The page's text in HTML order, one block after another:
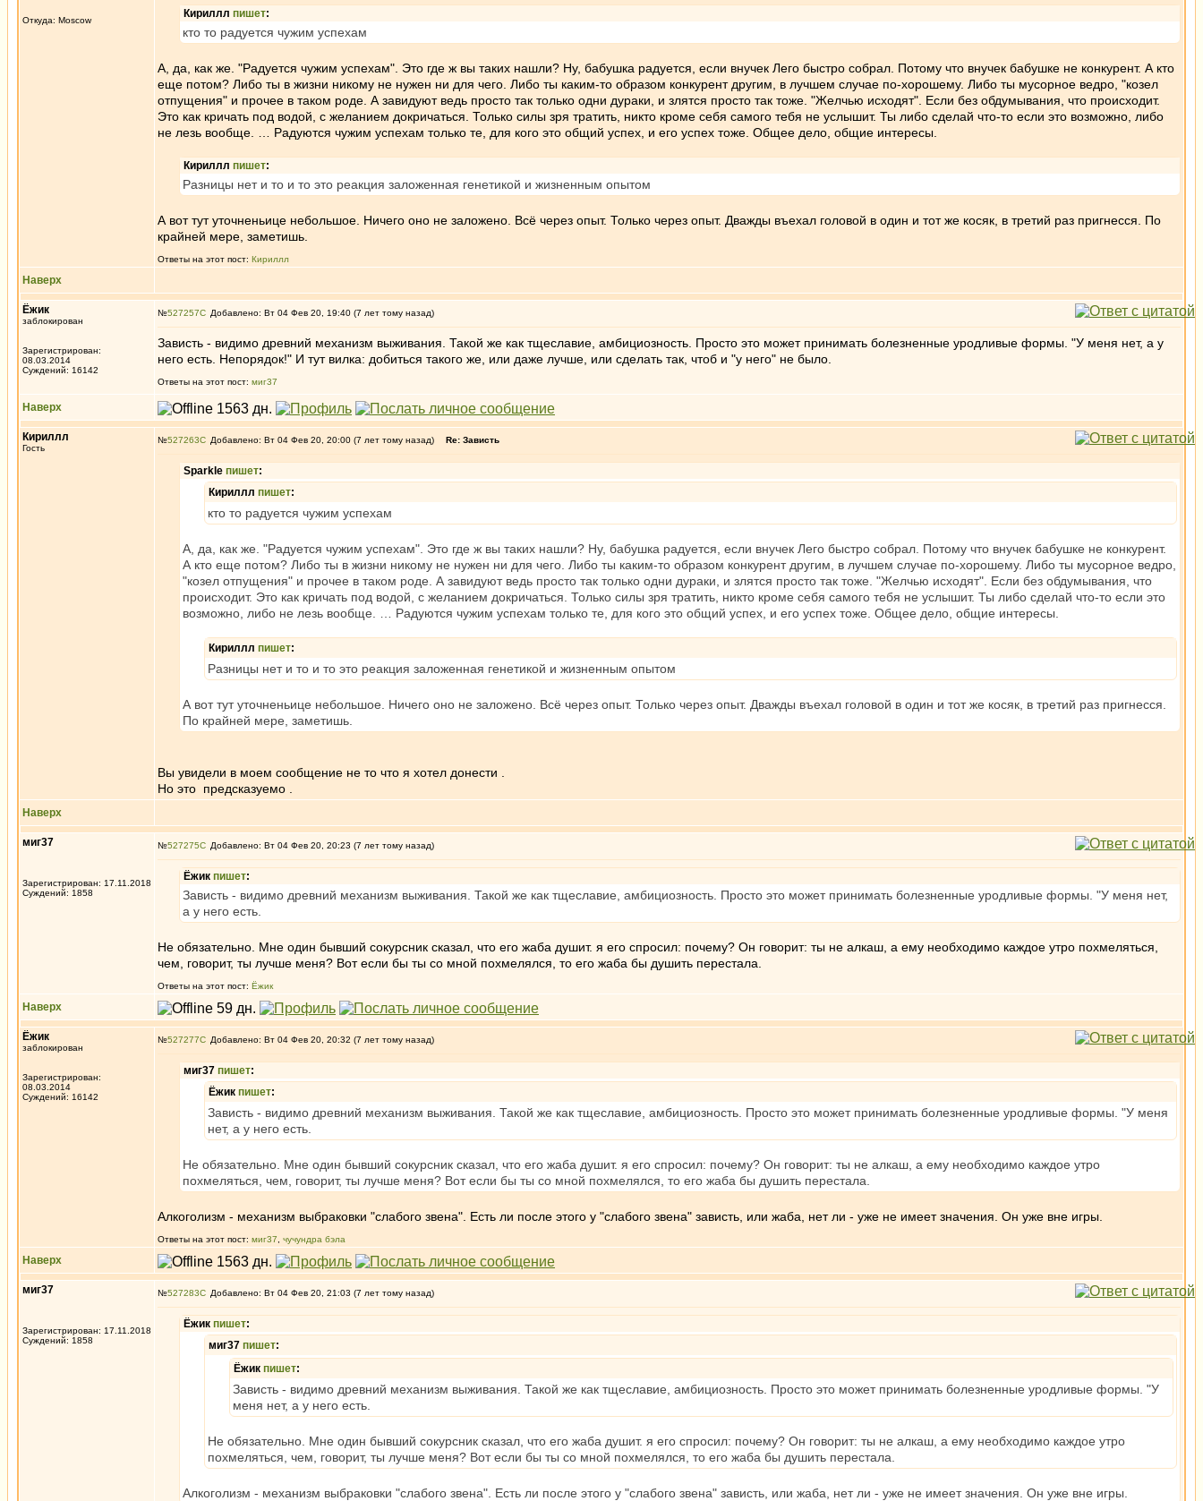
Откуда: Moscow
Кириллл пишет:
кто то радуется чужим успехам
А, да, как же. "Радуется чужим успехам". Это где ж вы таких нашли? Ну, бабушка радуется, если внучек Лего быстро собрал. Потому что внучек бабушке не конкурент. А кто
еще потом? Либо ты в жизни никому не нужен ни для чего. Либо ты каким-то образом конкурент другим, в лучшем случае по-хорошему. Либо ты мусорное ведро, "козел
отпущения" и прочее в таком роде. А завидуют ведь просто так только одни дураки, и злятся просто так тоже. "Желчью исходят". Если без обдумывания, что происходит.
Это как кричать под водой, с желанием докричаться. Только силы зря тратить, никто кроме себя самого тебя не услышит. Ты либо сделай что-то если это возможно, либо
не лезь вообще. … Радуются чужим успехам только те, для кого это общий успех, и его успех тоже. Общее дело, общие интересы.
Кириллл пишет:
Разницы нет и то и то это реакция заложенная генетикой и жизненным опытом
А вот тут уточненьице небольшое. Ничего оно не заложено. Всё через опыт. Только через опыт. Дважды въехал головой в один и тот же косяк, в третий раз пригнесся. По
крайней мере, заметишь.
Ответы на этот пост: Кириллл
Наверх
Ёжик
заблокирован
Зарегистрирован:
08.03.2014
Суждений: 16142
№527257 Добавлено: Вт 04 Фев 20, 19:40 (7 лет тому назад)
Зависть - видимо древний механизм выживания. Такой же как тщеславие, амбициозность. Просто это может принимать болезненные уродливые формы. "У меня нет, а у
него есть. Непорядок!" И тут вилка: добиться такого же, или даже лучше, или сделать так, чтоб и "у него" не было.
Ответы на этот пост: миг37
Наверх
Кириллл
Гость
№527263 Добавлено: Вт 04 Фев 20, 20:00 (7 лет тому назад) Re: Зависть
Sparkle пишет:
Кириллл пишет:
кто то радуется чужим успехам
А, да, как же. "Радуется чужим успехам". Это где ж вы таких нашли? Ну, бабушка радуется, если внучек Лего быстро собрал. Потому что внучек бабушке не конкурент.
А кто еще потом? Либо ты в жизни никому не нужен ни для чего. Либо ты каким-то образом конкурент другим, в лучшем случае по-хорошему. Либо ты мусорное ведро,
"козел отпущения" и прочее в таком роде. А завидуют ведь просто так только одни дураки, и злятся просто так тоже. "Желчью исходят". Если без обдумывания, что
происходит. Это как кричать под водой, с желанием докричаться. Только силы зря тратить, никто кроме себя самого тебя не услышит. Ты либо сделай что-то если это
возможно, либо не лезь вообще. … Радуются чужим успехам только те, для кого это общий успех, и его успех тоже. Общее дело, общие интересы.
Кириллл пишет:
Разницы нет и то и то это реакция заложенная генетикой и жизненным опытом
А вот тут уточненьице небольшое. Ничего оно не заложено. Всё через опыт. Только через опыт. Дважды въехал головой в один и тот же косяк, в третий раз пригнесся.
По крайней мере, заметишь.
Вы увидели в моем сообщение не то что я хотел донести .
Но это предсказуемо .
Наверх
миг37
Зарегистрирован: 17.11.2018
Суждений: 1858
№527275 Добавлено: Вт 04 Фев 20, 20:23 (7 лет тому назад)
Ёжик пишет:
Зависть - видимо древний механизм выживания. Такой же как тщеславие, амбициозность. Просто это может принимать болезненные уродливые формы. "У меня нет,
а у него есть.
Не обязательно. Мне один бывший сокурсник сказал, что его жаба душит. я его спросил: почему? Он говорит: ты не алкаш, а ему необходимо каждое утро похмеляться,
чем, говорит, ты лучше меня? Вот если бы ты со мной похмелялся, то его жаба бы душить перестала.
Ответы на этот пост: Ёжик
Наверх
Ёжик
заблокирован
Зарегистрирован:
08.03.2014
Суждений: 16142
№527277 Добавлено: Вт 04 Фев 20, 20:32 (7 лет тому назад)
миг37 пишет:
Ёжик пишет:
Зависть - видимо древний механизм выживания. Такой же как тщеславие, амбициозность. Просто это может принимать болезненные уродливые формы. "У меня
нет, а у него есть.
Не обязательно. Мне один бывший сокурсник сказал, что его жаба душит. я его спросил: почему? Он говорит: ты не алкаш, а ему необходимо каждое утро
похмеляться, чем, говорит, ты лучше меня? Вот если бы ты со мной похмелялся, то его жаба бы душить перестала.
Алкоголизм - механизм выбраковки "слабого звена". Есть ли после этого у "слабого звена" зависть, или жаба, нет ли - уже не имеет значения. Он уже вне игры.
Ответы на этот пост: миг37 чучундра бэла
Наверх
миг37
Зарегистрирован: 17.11.2018
Суждений: 1858
№527283 Добавлено: Вт 04 Фев 20, 21:03 (7 лет тому назад)
Ёжик пишет:
миг37 пишет:
Ёжик пишет:
Зависть - видимо древний механизм выживания. Такой же как тщеславие, амбициозность. Просто это может принимать болезненные уродливые формы. "У
меня нет, а у него есть.
Не обязательно. Мне один бывший сокурсник сказал, что его жаба душит. я его спросил: почему? Он говорит: ты не алкаш, а ему необходимо каждое утро
похмеляться, чем, говорит, ты лучше меня? Вот если бы ты со мной похмелялся, то его жаба бы душить перестала.
Алкоголизм - механизм выбраковки "слабого звена". Есть ли после этого у "слабого звена" зависть, или жаба, нет ли - уже не имеет значения. Он уже вне игры.